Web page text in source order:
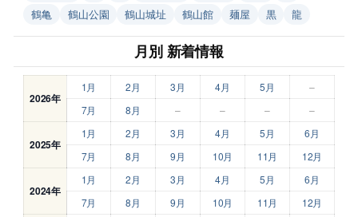
鶴亀
鶴山公園 鶴山城址 鶴山館 麺屋 黒 龍
月別 新着情報
2026年
1月 2月 3月 4月 5月
–
7月
8月 – – – –
2025年
1月 2月 3月 4月 5月
6月
7月
8月 9月 10月 11月 12月
2024年
1月 2月 3月 4月 5月
6月
7月
8月 9月 10月 11月 12月